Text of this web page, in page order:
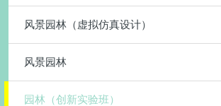
风景园林（虚拟仿真设计）
风景园林
园林（创新实验班）